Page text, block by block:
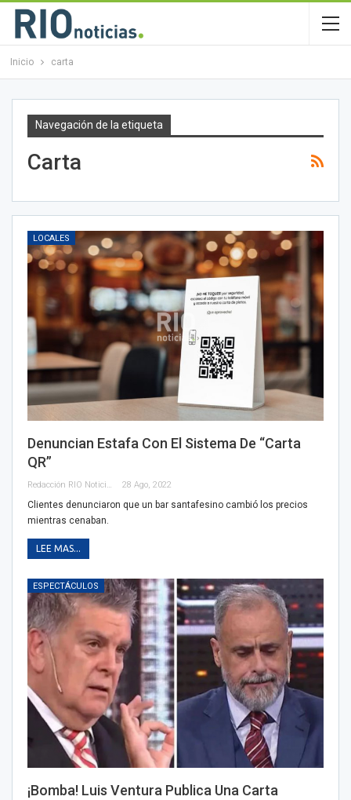
Inicio carta
Navegación de la etiqueta
Carta
LOCALES
Denuncian Estafa Con El Sistema De “Carta
QR”
28 Ago, 2022
Clientes denunciaron que un bar santafesino cambió los precios
mientras cenaban.
LEE MAS...
ESPECTÁCULOS
¡Bomba! Luis Ventura Publica Una Carta